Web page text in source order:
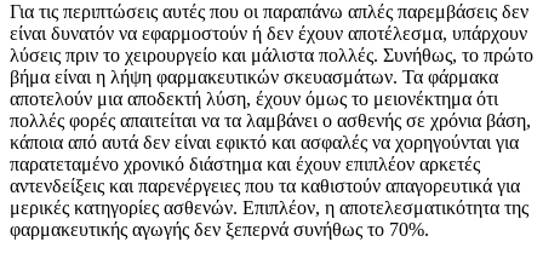
Για τις περιπτώσεις αυτές που οι παραπάνω απλές παρεμβάσεις δεν
είναι δυνατόν να εφαρμοστούν ή δεν έχουν αποτέλεσμα, υπάρχουν
λύσεις πριν το χειρουργείο και μάλιστα πολλές. Συνήθως, το πρώτο
βήμα είναι η λήψη φαρμακευτικών σκευασμάτων. Τα φάρμακα
αποτελούν μια αποδεκτή λύση, έχουν όμως το μειονέκτημα ότι
πολλές φορές απαιτείται να τα λαμβάνει ο ασθενής σε χρόνια βάση,
κάποια από αυτά δεν είναι εφικτό και ασφαλές να χορηγούνται για
παρατεταμένο χρονικό διάστημα και έχουν επιπλέον αρκετές
αντενδείξεις και παρενέργειες που τα καθιστούν απαγορευτικά για
μερικές κατηγορίες ασθενών. Επιπλέον, η αποτελεσματικότητα της
φαρμακευτικής αγωγής δεν ξεπερνά συνήθως το 70%.